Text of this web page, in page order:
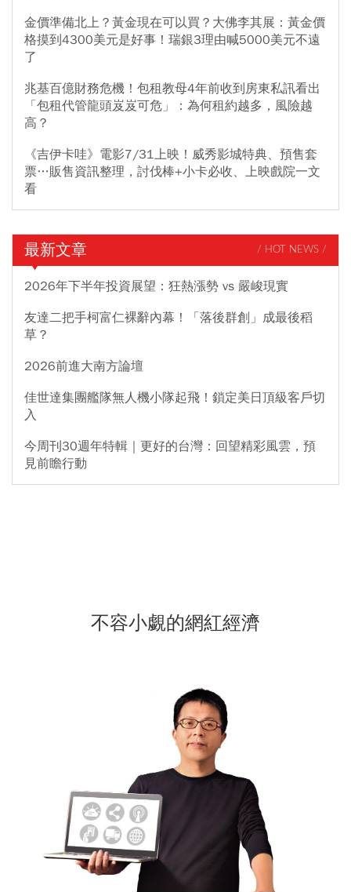
金價準備北上？黃金現在可以買？大佛李其展：黃金價
格摸到4300美元是好事！瑞銀3理由喊5000美元不遠
了
兆基百億財務危機！包租教母4年前收到房東私訊看出
「包租代管龍頭岌岌可危」：為何租約越多，風險越
高？
《吉伊卡哇》電影7/31上映！威秀影城特典、預售套
票…販售資訊整理，討伐棒+小卡必收、上映戲院一文
看
最新文章 / HOT NEWS /
2026年下半年投資展望：狂熱漲勢 vs 嚴峻現實
友達二把手柯富仁裸辭內幕！「落後群創」成最後稻
草？
2026前進大南方論壇
佳世達集團艦隊無人機小隊起飛！鎖定美日頂級客戶切
入
今周刊30週年特輯｜更好的台灣：回望精彩風雲，預
見前瞻行動
不容小覷的網紅經濟